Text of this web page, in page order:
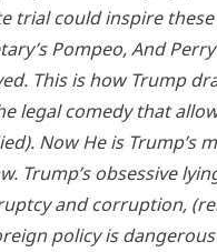
tri­al could inspi­re
Pom­peo, And
This is how Trump
legal come­dy that
Now He is Trump’s
Trump’s obses­si­ve
and cor­rup­ti­on,
poli­cy is